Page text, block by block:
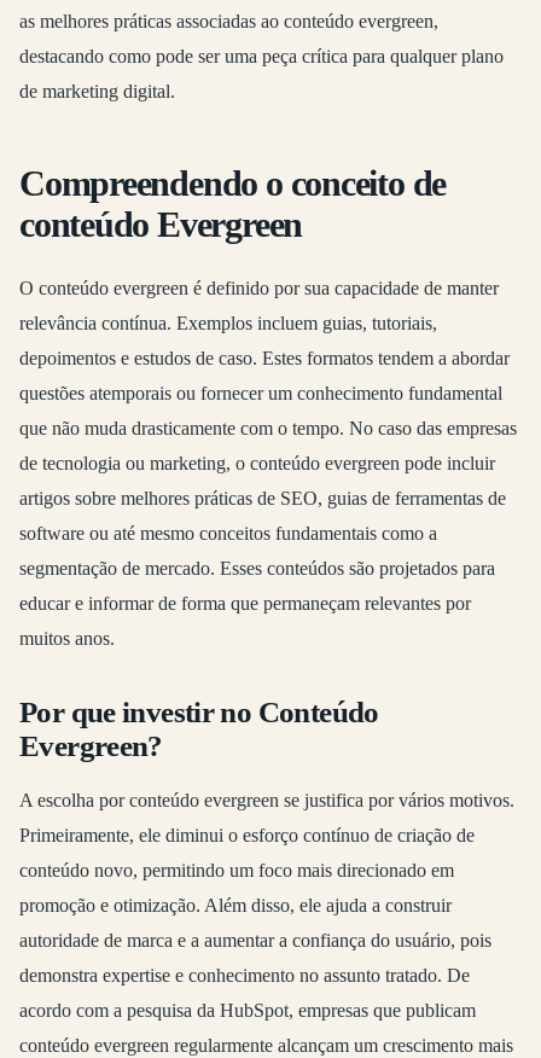
as melhores práticas associadas ao conteúdo evergreen,
destacando como pode ser uma peça crítica para qualquer plano
de marketing digital.
Compreendendo o conceito de
conteúdo Evergreen
O conteúdo evergreen é definido por sua capacidade de manter
relevância contínua. Exemplos incluem guias, tutoriais,
depoimentos e estudos de caso. Estes formatos tendem a abordar
questões atemporais ou fornecer um conhecimento fundamental
que não muda drasticamente com o tempo. No caso das empresas
de tecnologia ou marketing, o conteúdo evergreen pode incluir
artigos sobre melhores práticas de SEO, guias de ferramentas de
software ou até mesmo conceitos fundamentais como a
segmentação de mercado. Esses conteúdos são projetados para
educar e informar de forma que permaneçam relevantes por
muitos anos.
Por que investir no Conteúdo
Evergreen?
A escolha por conteúdo evergreen se justifica por vários motivos.
Primeiramente, ele diminui o esforço contínuo de criação de
conteúdo novo, permitindo um foco mais direcionado em
promoção e otimização. Além disso, ele ajuda a construir
autoridade de marca e a aumentar a confiança do usuário, pois
demonstra expertise e conhecimento no assunto tratado. De
acordo com a pesquisa da HubSpot, empresas que publicam
conteúdo evergreen regularmente alcançam um crescimento mais